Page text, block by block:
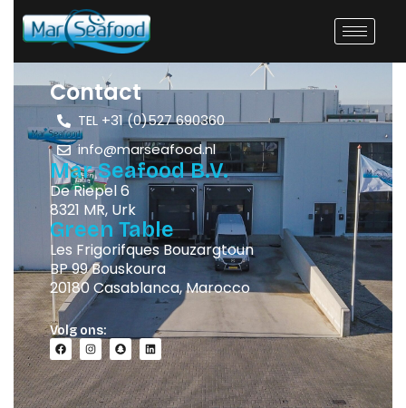
Contact
TEL +31 (0)527 690360
info@marseafood.nl
Mar Seafood B.V.
De Riepel 6
8321 MR, Urk
Green Table
Les Frigorifques Bouzargtoun
BP 99 Bouskoura
20180 Casablanca, Marocco
Volg ons: